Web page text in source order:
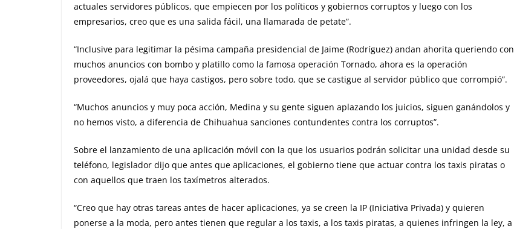
actuales servidores públicos, que empiecen por los políticos y gobiernos corruptos y luego con los
empresarios, creo que es una salida fácil, una llamarada de petate”.
“Inclusive para legitimar la pésima campaña presidencial de Jaime (Rodríguez) andan ahorita queriendo con
muchos anuncios con bombo y platillo como la famosa operación Tornado, ahora es la operación
proveedores, ojalá que haya castigos, pero sobre todo, que se castigue al servidor público que corrompió”.
“Muchos anuncios y muy poca acción, Medina y su gente siguen aplazando los juicios, siguen ganándolos y
no hemos visto, a diferencia de Chihuahua sanciones contundentes contra los corruptos”.
Sobre el lanzamiento de una aplicación móvil con la que los usuarios podrán solicitar una unidad desde su
teléfono, legislador dijo que antes que aplicaciones, el gobierno tiene que actuar contra los taxis piratas o
con aquellos que traen los taxímetros alterados.
“Creo que hay otras tareas antes de hacer aplicaciones, ya se creen la IP (Iniciativa Privada) y quieren
ponerse a la moda, pero antes tienen que regular a los taxis, a los taxis piratas, a quienes infringen la ley, a